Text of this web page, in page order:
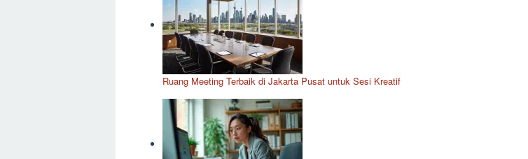
Ruang Meeting Terbaik di Jakarta Pusat untuk Sesi Kreatif